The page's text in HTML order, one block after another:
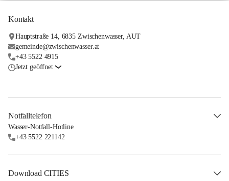
Kontakt
Hauptstraße 14, 6835 Zwischenwasser, AUT
gemeinde@zwischenwasser.at
+43 5522 4915
Jetzt geöffnet
Notfalltelefon
Wasser-Notfall-Hotline
+43 5522 221142
Download CITIES